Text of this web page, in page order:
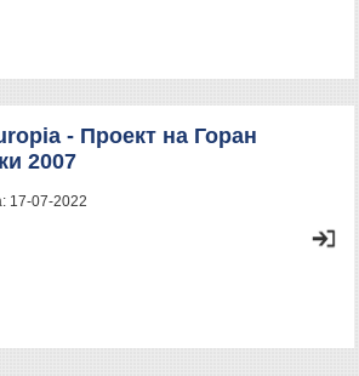
- Проект на Горан
2007
17-07-2022